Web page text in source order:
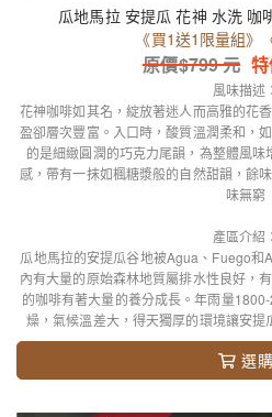
瓜地馬拉 安提瓜 花神 水洗 咖
《買1送1限量組》
原價$799元
風味描述：
花神咖啡如其名，綻放著迷人而高雅的花
盈卻層次豐富。入口時，酸質溫潤柔和，
的是細緻圓潤的巧克力尾韻，為整體風
感，帶有一抹如楓糖漿般的自然甜韻，餘
味無窮
產區介紹：
瓜地馬拉的安提瓜谷地被Agua、Fuego和
內有大量的原始森林地質屬排水性良好，
的咖啡有著大量的養分成長。年雨量
燥，氣候溫差大，得天獨厚的環境讓安提
選購